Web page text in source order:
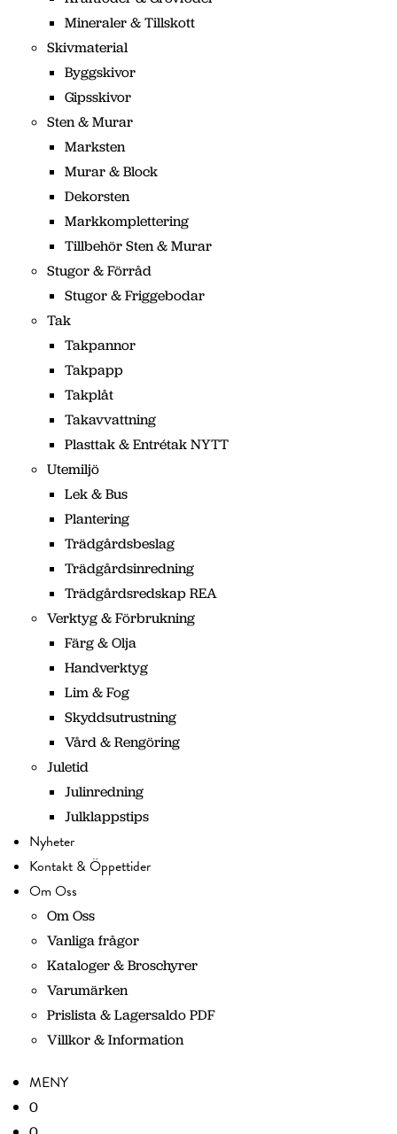
Mineraler & Tillskott
Skivmaterial
Byggskivor
Gipsskivor
Sten & Murar
Marksten
Murar & Block
Dekorsten
Markkomplettering
Tillbehör Sten & Murar
Stugor & Förråd
Stugor & Friggebodar
Tak
Takpannor
Takpapp
Takplåt
Takavvattning
Plasttak & Entrétak NYTT
Utemiljö
Lek & Bus
Plantering
Trädgårdsbeslag
Trädgårdsinredning
Trädgårdsredskap REA
Verktyg & Förbrukning
Färg & Olja
Handverktyg
Lim & Fog
Skyddsutrustning
Vård & Rengöring
Juletid
Julinredning
Julklappstips
Nyheter
Kontakt & Öppettider
Om Oss
Om Oss
Vanliga frågor
Kataloger & Broschyrer
Varumärken
Prislista & Lagersaldo PDF
Villkor & Information
MENY
0